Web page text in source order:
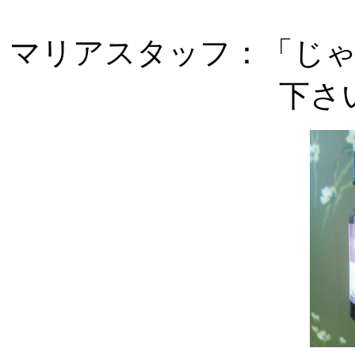
マリアスタッフ：「じ
下さ